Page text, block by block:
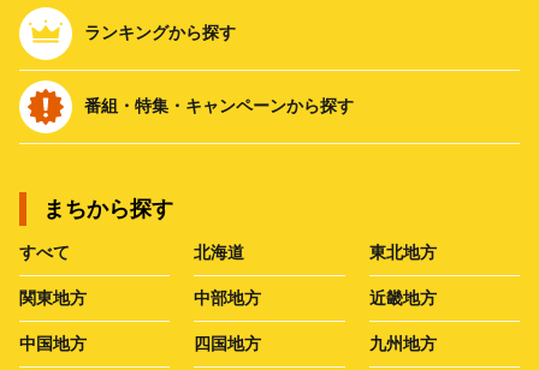
ランキングから探す
番組・特集・キャンペーンから探す
まちから探す
すべて 北海道 東北地方
関東地方 中部地方 近畿地方
中国地方 四国地方 九州地方